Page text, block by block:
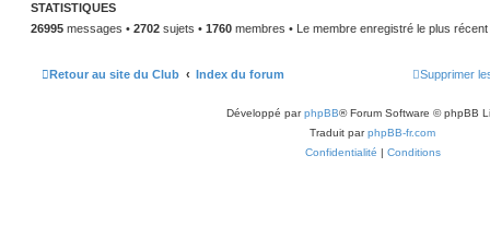
e
STATISTIQUES
26995 messages • 2702 sujets • 1760 membres • Le membre enregistré le plus
Retour au site du Club Index du forum Supprimer
Développé parphpBB® Forum Software © phpBB
Traduit parphpBB-fr.com
Confidentialité | Conditions